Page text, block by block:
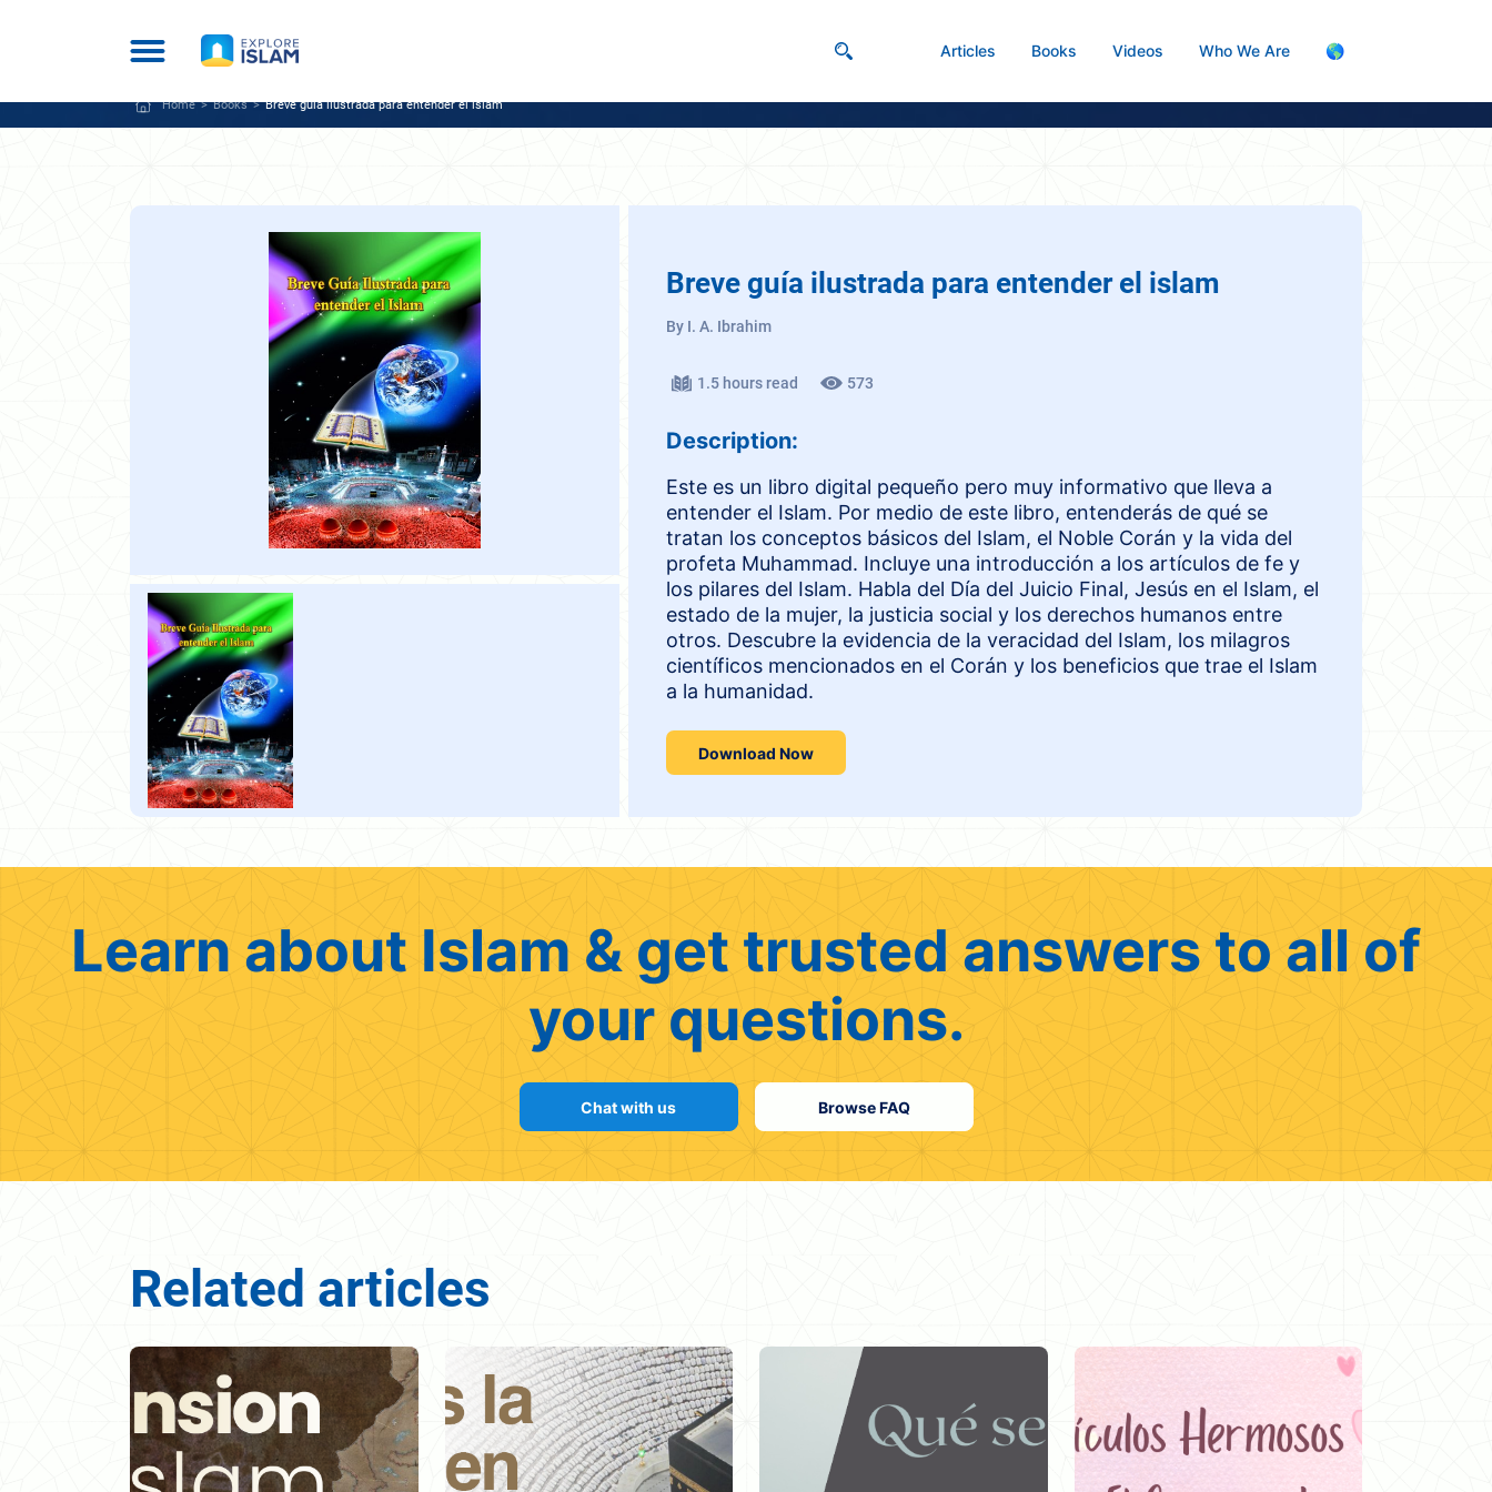
Articles Books Videos Who We Are 🌎
Home Books Breve guía ilustrada para entender el islam
Breve guía ilustrada para entender el islam
By I. A. Ibrahim
1.5 hours read 573
Description:
Este es un libro digital pequeño pero muy informativo que lleva a
entender el Islam. Por medio de este libro, entenderás de qué se
tratan los conceptos básicos del Islam, el Noble Corán y la vida del
profeta Muhammad. Incluye una introducción a los artículos de fe y
los pilares del Islam. Habla del Día del Juicio Final, Jesús en el Islam, el
estado de la mujer, la justicia social y los derechos humanos entre
otros. Descubre la evidencia de la veracidad del Islam, los milagros
científicos mencionados en el Corán y los beneficios que trae el Islam
a la humanidad.
Download Now
Learn about Islam & get trusted answers to all of
your questions.
Chat with us Browse FAQ
Related articles